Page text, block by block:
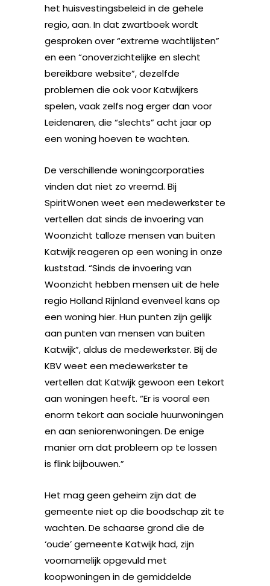
het huisvestingsbeleid in de gehele
regio, aan. In dat zwartboek wordt
gesproken over “extreme wachtlijsten”
en een “onoverzichtelijke en slecht
bereikbare website”, dezelfde
problemen die ook voor Katwijkers
spelen, vaak zelfs nog erger dan voor
Leidenaren, die “slechts” acht jaar op
een woning hoeven te wachten.
De verschillende woningcorporaties
vinden dat niet zo vreemd. Bij
SpiritWonen weet een medewerkster te
vertellen dat sinds de invoering van
Woonzicht talloze mensen van buiten
Katwijk reageren op een woning in onze
kuststad. “Sinds de invoering van
Woonzicht hebben mensen uit de hele
regio Holland Rijnland evenveel kans op
een woning hier. Hun punten zijn gelijk
aan punten van mensen van buiten
Katwijk”, aldus de medewerkster. Bij de
KBV weet een medewerkster te
vertellen dat Katwijk gewoon een tekort
aan woningen heeft. “Er is vooral een
enorm tekort aan sociale huurwoningen
en aan seniorenwoningen. De enige
manier om dat probleem op te lossen
is flink bijbouwen.”
Het mag geen geheim zijn dat de
gemeente niet op die boodschap zit te
wachten. De schaarse grond die de
‘oude’ gemeente Katwijk had, zijn
voornamelijk opgevuld met
koopwoningen in de gemiddelde